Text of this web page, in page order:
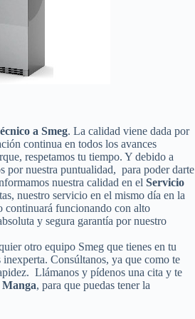
a Smeg. La calidad viene dada por
continua en todos los avances
respetamos tu tiempo. Y debido a
por nuestra puntualidad, para poder darte
nuestra calidad en el Servicio
nuestro servicio en el mismo día en la
continuará funcionando con alto
y segura garantía por nuestro
otro equipo Smeg que tienes en tu
Consúltanos, ya que como te
Llámanos y pídenos una cita y te
Manga, para que puedas tener la